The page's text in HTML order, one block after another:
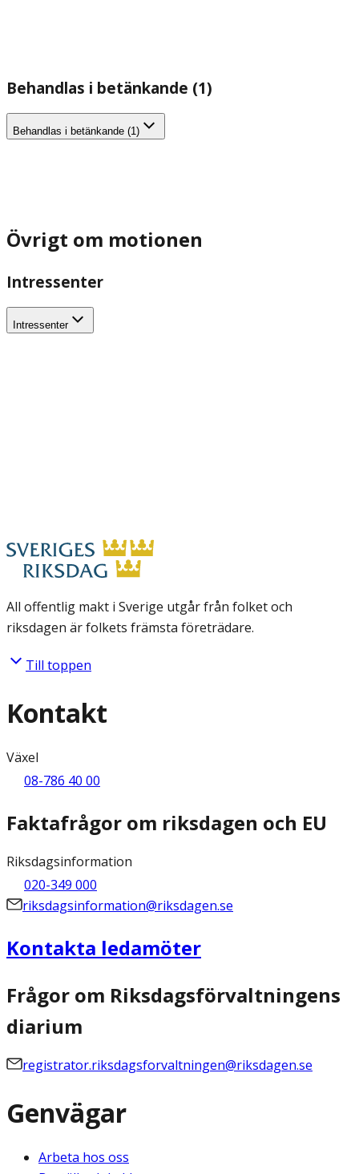
Behandlas i betänkande (1)
Behandlas i betänkande (1)
Övrigt om motionen
Intressenter
Intressenter
All offentlig makt i Sverige utgår från folket och
riksdagen är folkets främsta företrädare.
Till toppen
Kontakt
Växel
08-786 40 00
Faktafrågor om riksdagen och EU
Riksdagsinformation
020-349 000
riksdagsinformation@riksdagen.se
Kontakta ledamöter
Frågor om Riksdagsförvaltningens
diarium
registrator.riksdagsforvaltningen@riksdagen.se
Genvägar
Arbeta hos oss